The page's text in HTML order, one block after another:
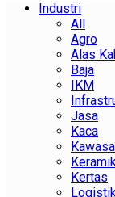
Industri
All
Agro
Alas
Baja
IKM
Jasa
Kaca
Kertas